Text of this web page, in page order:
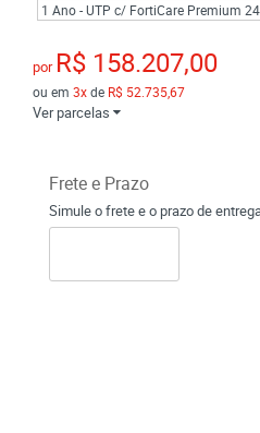
1 Ano - UTP c/ FortiCare Premium
por R$ 158.207,00
ou em 3xde R$ 52.735,67
Ver parcelas
Frete e Prazo
Simule o frete e o prazo de